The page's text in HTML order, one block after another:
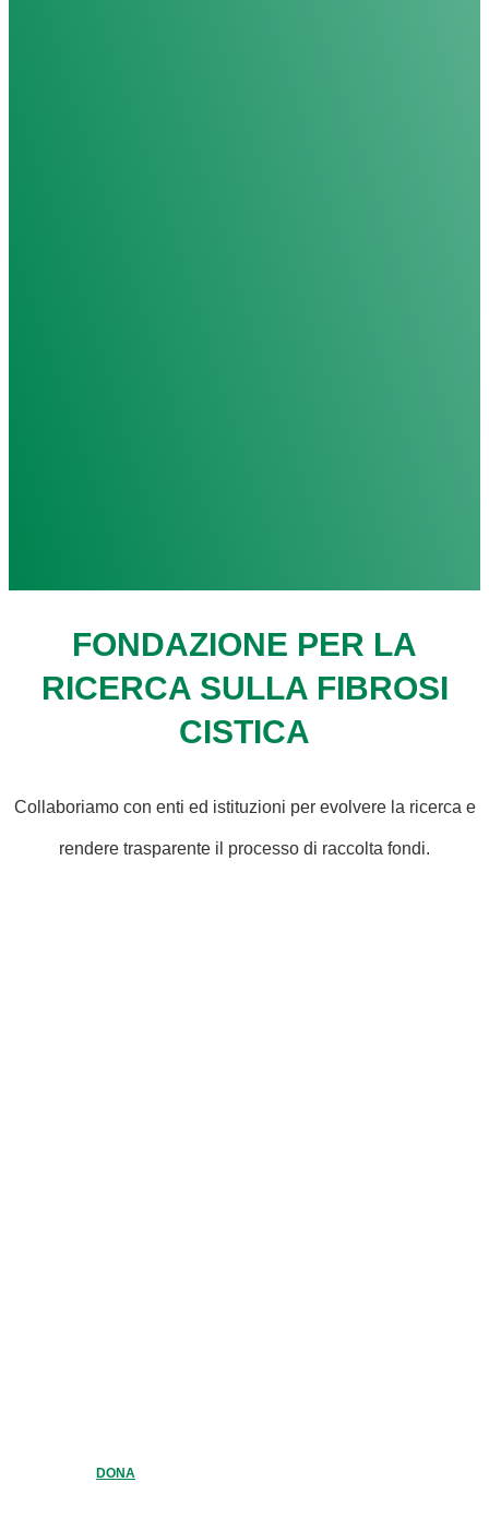
FONDAZIONE PER LA
RICERCA SULLA FIBROSI
CISTICA
Collaboriamo con enti ed istituzioni per evolvere la ricerca e
rendere trasparente il processo di raccolta fondi.
DONA